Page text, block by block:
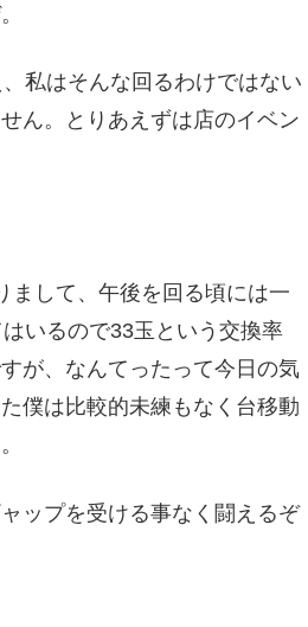
私はそんな回るわけではない
ん。とりあえずは店のイベン
まして、午後を回る頃には一
いるので33玉という交換率
が、なんてったって今日の気
僕は比較的未練もなく台移動
ップを受ける事なく闘えるぞ